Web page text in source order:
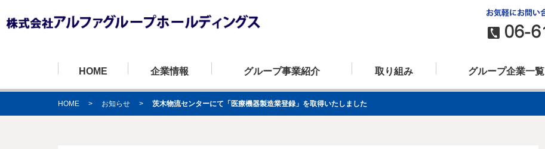
HOME 企業情報 グループ事業紹介 取り組み グループ企業一覧
HOME > お知らせ > 茨木物流センターにて「医療機器製造業登録」を取得いたしました